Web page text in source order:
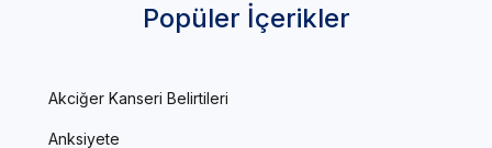
Popüler İçerikler
Akciğer Kanseri Belirtileri
Anksiyete